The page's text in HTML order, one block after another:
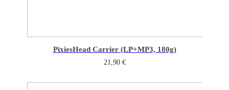
PixiesHead Carrier (LP+MP3, 180g)
21,90 €